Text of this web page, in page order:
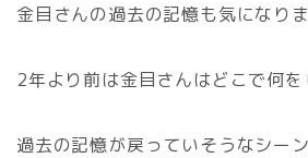
金目さんの過去の記憶も気になりま
2年より前は金目さんはどこで何を
過去の記憶が戻っていそうなシー